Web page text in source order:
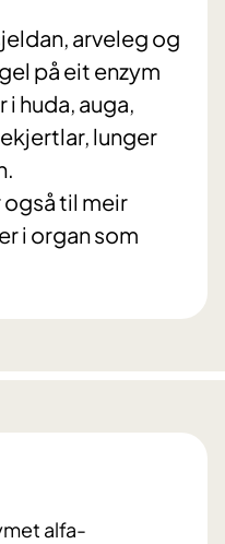
arveleg og
på eit enzym
huda, auga,
lunger
til meir
i organ som
alfa-